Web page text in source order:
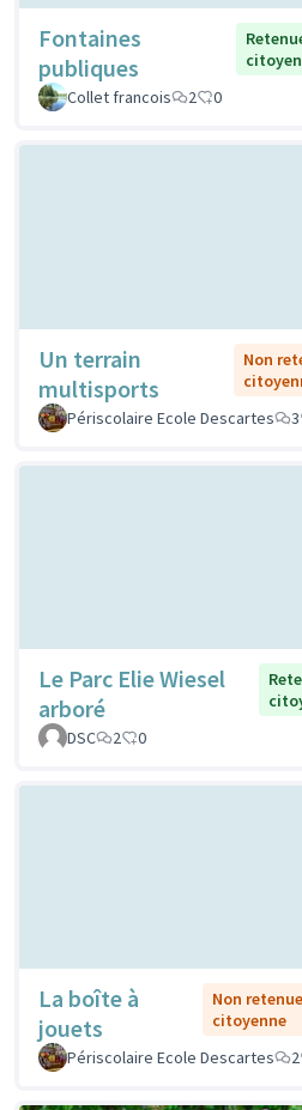
Fontaines
publiques
Collet francois
2 0
Un terrain
multisports
Non
Périscolaire Ecole Descartes
3
Le Parc Elie Wiesel
arboré
DSC
2 0
La boîte à
jouets
Non
citoyenne
Périscolaire Ecole Descartes
2